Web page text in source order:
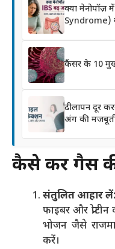
क्या मेनोपॉज़
Syndrome)
कैंसर के 10
ढीलापन दूर
अंग की
कैसे करें गैस
संतुलित आहार लें:
फाइबर और
भोजन जैसे
करें।